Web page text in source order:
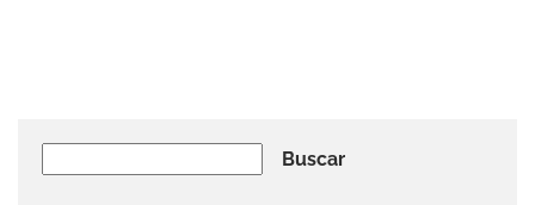
Buscar